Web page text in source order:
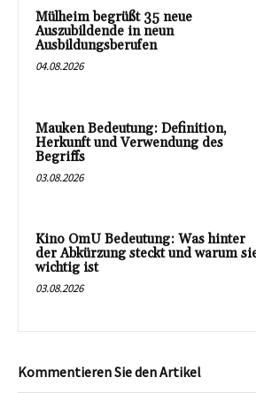
Mülheim begrüßt 35 neue
Auszubildende in neun
Ausbildungsberufen
04.08.2026
Mauken Bedeutung: Definition,
Herkunft und Verwendung des
Begriffs
03.08.2026
Kino OmU Bedeutung: Was hinter
der Abkürzung steckt und warum
wichtig ist
03.08.2026
Kommentieren Sie den Artikel